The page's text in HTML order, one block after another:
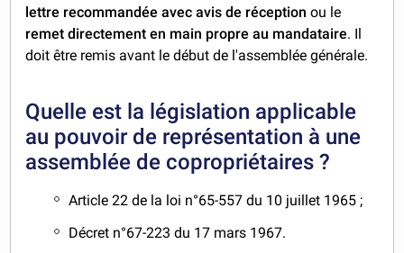
lettre recommandée avec avis de réceptionou le
remet directement en main propre au mandataire. Il
doit être remis avant le début de l'assemblée générale.
Quelle est la législation applicable
au pouvoir de représentation à une
assemblée de copropriétaires ?
Article 22 de la loi n°65-557 du 10 juillet 1965 ;
Décret n°67-223 du 17 mars 1967.